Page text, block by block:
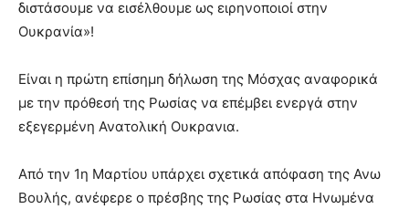
διστάσουμε να εισέλθουμε ως ειρηνοποιοί στην
Ουκρανία»!
Είναι η πρώτη επίσημη δήλωση της Μόσχας αναφορικά
με την πρόθεσή της Ρωσίας να επέμβει ενεργά στην
εξεγερμένη Ανατολική Ουκρανια.
Από την 1η Μαρτίου υπάρχει σχετικά απόφαση της Ανω
Βουλής, ανέφερε ο πρέσβης της Ρωσίας στα Ηνωμένα